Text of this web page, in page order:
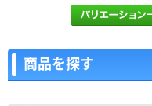
商品を探す